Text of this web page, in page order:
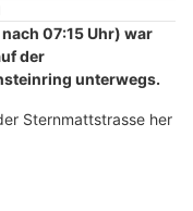
07:15 Uhr) war
der
unterwegs.
Sternmattstrasse her